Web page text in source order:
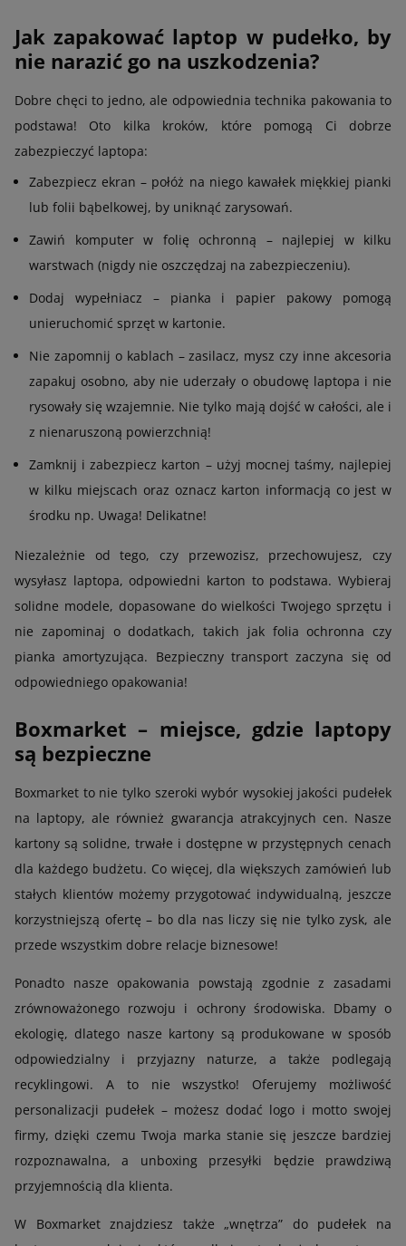
Jak zapakować laptop w pudełko, by
nie narazić go na uszkodzenia?
Dobre chęci to jedno, ale odpowiednia technika pakowania to
podstawa! Oto kilka kroków, które pomogą Ci dobrze
zabezpieczyć laptopa:
Zabezpiecz ekran – połóż na niego kawałek miękkiej pianki
lub folii bąbelkowej, by uniknąć zarysowań.
Zawiń komputer w folię ochronną – najlepiej w kilku
warstwach (nigdy nie oszczędzaj na zabezpieczeniu).
Dodaj wypełniacz – pianka i papier pakowy pomogą
unieruchomić sprzęt w kartonie.
Nie zapomnij o kablach – zasilacz, mysz czy inne akcesoria
zapakuj osobno, aby nie uderzały o obudowę laptopa i nie
rysowały się wzajemnie. Nie tylko mają dojść w całości, ale i
z nienaruszoną powierzchnią!
Zamknij i zabezpiecz karton – użyj mocnej taśmy, najlepiej
w kilku miejscach oraz oznacz karton informacją co jest w
środku np. Uwaga! Delikatne!
Niezależnie od tego, czy przewozisz, przechowujesz, czy
wysyłasz laptopa, odpowiedni karton to podstawa. Wybieraj
solidne modele, dopasowane do wielkości Twojego sprzętu i
nie zapominaj o dodatkach, takich jak folia ochronna czy
pianka amortyzująca. Bezpieczny transport zaczyna się od
odpowiedniego opakowania!
Boxmarket – miejsce, gdzie laptopy
są bezpieczne
Boxmarket to nie tylko szeroki wybór wysokiej jakości pudełek
na laptopy, ale również gwarancja atrakcyjnych cen. Nasze
kartony są solidne, trwałe i dostępne w przystępnych cenach
dla każdego budżetu. Co więcej, dla większych zamówień lub
stałych klientów możemy przygotować indywidualną, jeszcze
korzystniejszą ofertę – bo dla nas liczy się nie tylko zysk, ale
przede wszystkim dobre relacje biznesowe!
Ponadto nasze opakowania powstają zgodnie z zasadami
zrównoważonego rozwoju i ochrony środowiska. Dbamy o
ekologię, dlatego nasze kartony są produkowane w sposób
odpowiedzialny i przyjazny naturze, a także podlegają
recyklingowi. A to nie wszystko! Oferujemy możliwość
personalizacji pudełek – możesz dodać logo i motto swojej
firmy, dzięki czemu Twoja marka stanie się jeszcze bardziej
rozpoznawalna, a unboxing przesyłki będzie prawdziwą
przyjemnością dla klienta.
W Boxmarket znajdziesz także „wnętrza” do pudełek na